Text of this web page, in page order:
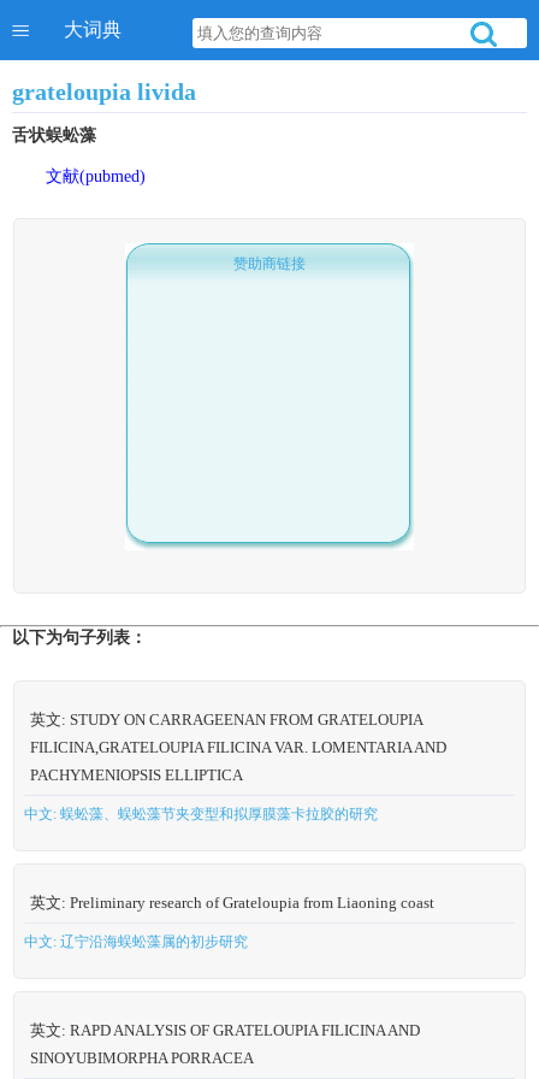
大词典
grateloupia livida
舌状蜈蚣藻
文献(pubmed)
赞助商链接
以下为句子列表：
英文: STUDY ON CARRAGEENAN FROM GRATELOUPIA
FILICINA,GRATELOUPIA FILICINA VAR. LOMENTARIA AND
PACHYMENIOPSIS ELLIPTICA
中文: 蜈蚣藻、蜈蚣藻节夹变型和拟厚膜藻卡拉胶的研究
英文: Preliminary research of Grateloupia from Liaoning coast
中文: 辽宁沿海蜈蚣藻属的初步研究
英文: RAPD ANALYSIS OF GRATELOUPIA FILICINA AND
SINOYUBIMORPHA PORRACEA